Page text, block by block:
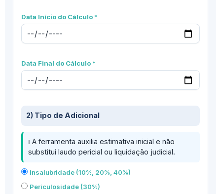
Data Início do Cálculo *
Data Final do Cálculo *
2) Tipo de Adicional
ℹ️ A ferramenta auxilia estimativa inicial e não
substitui laudo pericial ou liquidação judicial.
Insalubridade (10%, 20%, 40%)
Periculosidade (30%)